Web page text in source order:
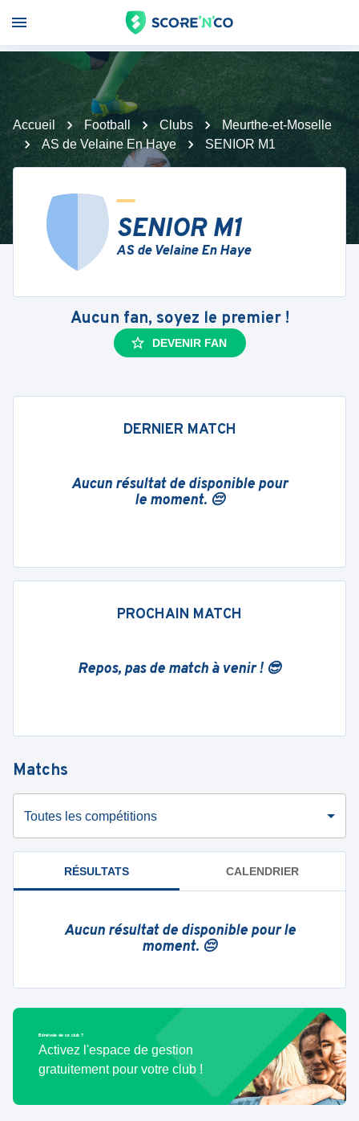
Accueil Football Clubs
Meurthe-et-Moselle
AS de Velaine En Haye
SENIOR M1
SENIOR M1
AS de Velaine En Haye
Aucun fan, soyez le premier !
DEVENIR FAN
DERNIER MATCH
Aucun résultat de disponible pour
le moment. 😔
PROCHAIN MATCH
Repos, pas de match à venir ! 😎
Matchs
Toutes les compétitions
RÉSULTATS CALENDRIER
Aucun résultat de disponible pour le
moment. 😔
Bénévole de ce club ?
Activez l'espace de gestion
gratuitement pour votre club !